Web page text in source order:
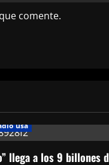
comente.
usa
llega a los 9 billones